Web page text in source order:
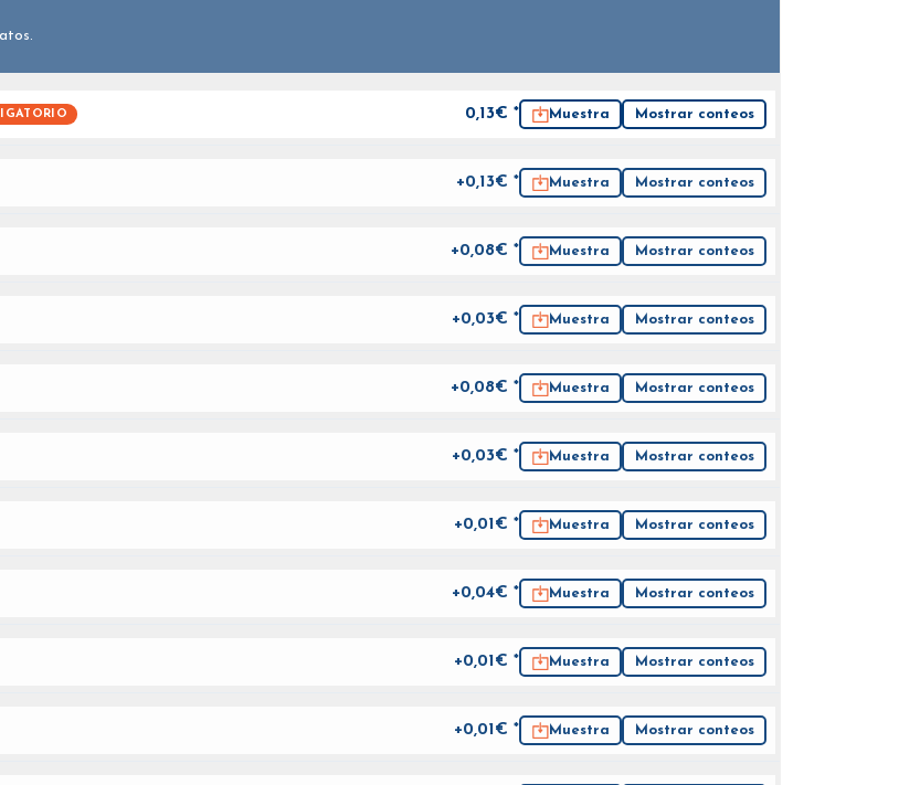
0,13€ * Muestra Mostrar conteos
+0,13€ * Muestra Mostrar conteos
+0,08€ * Muestra Mostrar conteos
+0,03€ * Muestra Mostrar conteos
+0,08€ * Muestra Mostrar conteos
+0,03€ * Muestra Mostrar conteos
+0,01€ * Muestra Mostrar conteos
+0,04€ * Muestra Mostrar conteos
+0,01€ * Muestra Mostrar conteos
+0,01€ * Muestra Mostrar conteos